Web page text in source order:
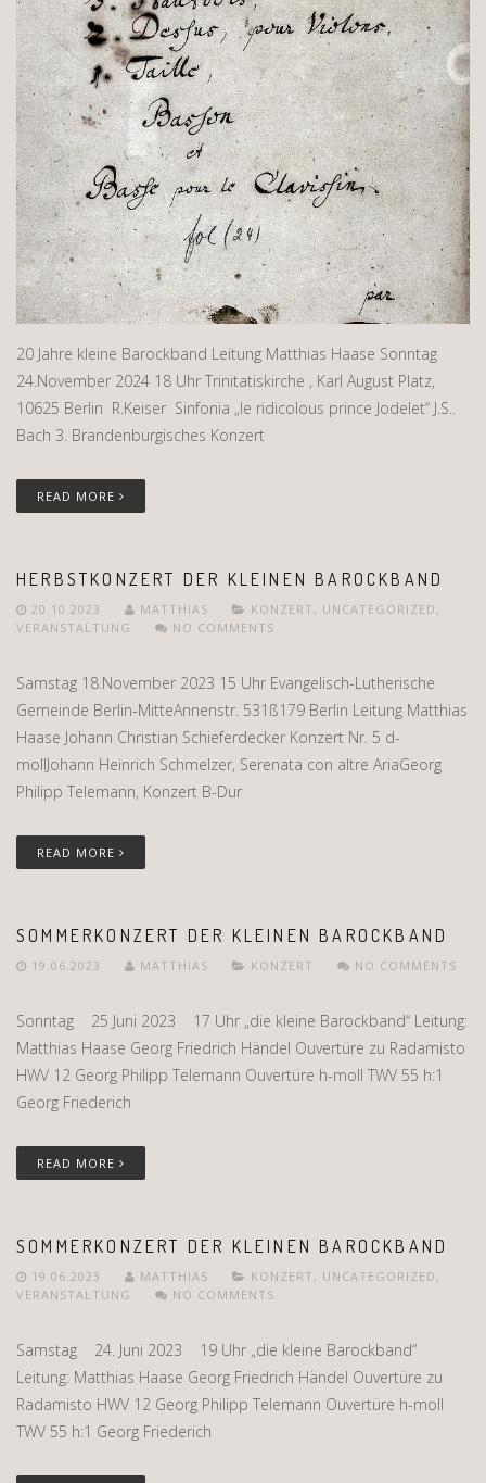
20 Jahre kleine Barockband Leitung Matthias Haase Sonntag
24.November 2024 18 Uhr Trinitatiskirche , Karl August Platz,
10625 Berlin R.Keiser Sinfonia „le ridicolous prince Jodelet“ J.S..
Bach 3. Brandenburgisches Konzert
READ MORE
HERBSTKONZERT DER KLEINEN BAROCKBAND
20.10.2023 MATTHIAS KONZERT , UNCATEGORIZED ,
VERANSTALTUNG
NO COMMENTS
Samstag 18.November 2023 15 Uhr Evangelisch-Lutherische
Gemeinde Berlin-MitteAnnenstr. 531ß179 Berlin Leitung Matthias
Haase Johann Christian Schieferdecker Konzert Nr. 5 d-
mollJohann Heinrich Schmelzer, Serenata con altre AriaGeorg
Philipp Telemann, Konzert B-Dur
READ MORE
SOMMERKONZERT DER KLEINEN BAROCKBAND
19.06.2023 MATTHIAS KONZERT NO COMMENTS
Sonntag 25 Juni 2023 17 Uhr „die kleine Barockband“ Leitung:
Matthias Haase Georg Friedrich Händel Ouvertüre zu Radamisto
HWV 12 Georg Philipp Telemann Ouvertüre h-moll TWV 55 h:1
Georg Friederich
READ MORE
SOMMERKONZERT DER KLEINEN BAROCKBAND
19.06.2023 MATTHIAS KONZERT , UNCATEGORIZED ,
VERANSTALTUNG
NO COMMENTS
Samstag 24. Juni 2023 19 Uhr „die kleine Barockband“
Leitung: Matthias Haase Georg Friedrich Händel Ouvertüre zu
Radamisto HWV 12 Georg Philipp Telemann Ouvertüre h-moll
TWV 55 h:1 Georg Friederich